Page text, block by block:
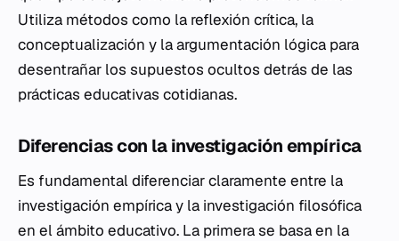
Utiliza métodos como la reflexión crítica, la
conceptualización y la argumentación lógica para
desentrañar los supuestos ocultos detrás de las
prácticas educativas cotidianas.
Diferencias con la investigación empírica
Es fundamental diferenciar claramente entre la
investigación empírica y la investigación filosófica
en el ámbito educativo. La primera se basa en la